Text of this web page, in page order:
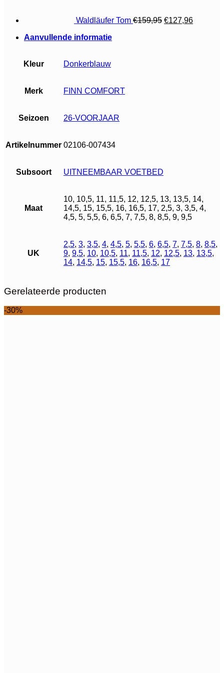
Waldläufer Tom €159,95 €127,96
Aanvullende informatie
Kleur Donkerblauw
Merk FINN COMFORT
Seizoen 26-VOORJAAR
Artikelnummer 02106-007434
Subsoort UITNEEMBAAR VOETBED
Maat
10, 10,5, 11, 11,5, 12, 12,5, 13, 13,5, 14,
14,5, 15, 15,5, 16, 16,5, 17, 2,5, 3, 3,5, 4,
4,5, 5, 5,5, 6, 6,5, 7, 7,5, 8, 8,5, 9, 9,5
UK
2,5, 3, 3,5, 4, 4,5, 5, 5,5, 6, 6,5, 7, 7,5, 8, 8,5,
9, 9,5, 10, 10,5, 11, 11,5, 12, 12,5, 13, 13,5,
14, 14,5, 15, 15,5, 16, 16,5, 17
Gerelateerde producten
-30%